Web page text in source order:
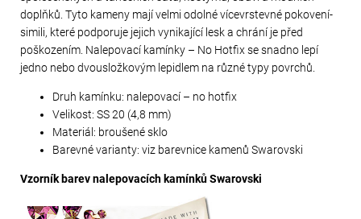
doplňků. Tyto kameny mají velmi odolné vícevrstevné pokovení-
simili, které podporuje jejich vynikající lesk a chrání je před
poškozením. Nalepovací kamínky – No Hotfix se snadno lepí
jedno nebo dvousložkovým lepidlem na různé typy povrchů.
Druh kamínku: nalepovací – no hotfix
Velikost: SS 20 (4,8 mm)
Materiál: broušené sklo
Barevné varianty: viz barevnice kamenů Swarovski
Vzorník barev nalepovacích kamínků Swarovski